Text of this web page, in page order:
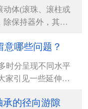
动体(滚珠、滚柱或
除保持器外，其余
意哪些问题？
时分呈现不同水平
家引见一些延伸
承的径向游隙